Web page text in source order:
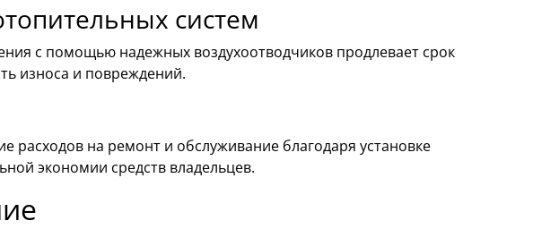
систем
с помощью надежных воздухоотводчиков продлевает срок
износа и повреждений.
на ремонт и обслуживание благодаря установке
экономии средств владельцев.